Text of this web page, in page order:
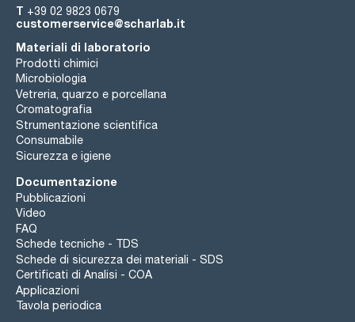
T +39 02 9823 0679
customerservice@scharlab.it
Materiali di laboratorio
Prodotti chimici
Microbiologia
Vetreria, quarzo e porcellana
Cromatografia
Strumentazione scientifica
Consumabile
Sicurezza e igiene
Documentazione
Pubblicazioni
Video
FAQ
Schede tecniche - TDS
Schede di sicurezza dei materiali - SDS
Certificati di Analisi - COA
Applicazioni
Tavola periodica